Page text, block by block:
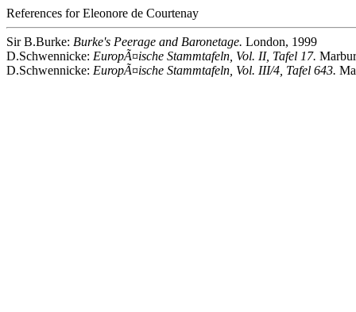
References for Eleonore de Courtenay
Sir B.Burke: Burke's Peerage and Baronetage. London, 1999
D.Schwennicke: EuropÃ¤ische Stammtafeln, Vol. II, Tafel 17.
D.Schwennicke: EuropÃ¤ische Stammtafeln, Vol. III/4, Tafel 643.